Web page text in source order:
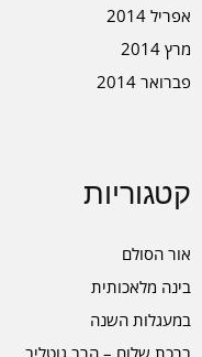
אפריל 2014
מרץ 2014
פברואר 2014
קטגוריות
אור הסולם
בינה מלאכותית
במעגלות השנה
ברכת שלום – הרב גוטליב